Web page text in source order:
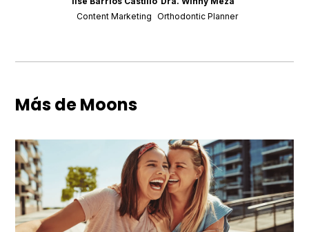
Content Marketing Orthodontic Planner
Más de Moons